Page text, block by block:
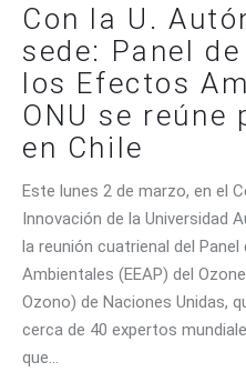
Con la U.
sede: Panel
los Efectos
ONU se reúne
en Chile
Este lunes 2 de marzo, en el
Innovación de la Universidad
la reunión cuatrienal del
Ambientales (EEAP) del
Ozono) de Naciones Unidas,
cerca de 40 expertos
que…